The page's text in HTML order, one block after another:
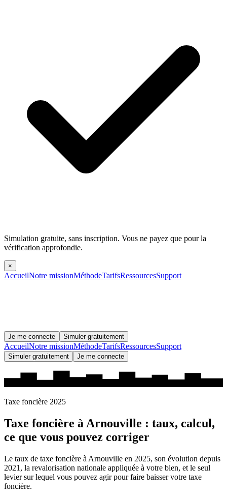
Simulation gratuite, sans inscription. Vous ne payez que pour la
vérification approfondie.
×
AccueilNotre missionMéthodeTarifsRessourcesSupport
Je me connecte Simuler gratuitement
AccueilNotre missionMéthodeTarifsRessourcesSupport
Simuler gratuitement Je me connecte
Taxe foncière 2025
Taxe foncière àArnouville : taux, calcul,
ce que vous pouvez corriger
Le taux de taxe foncière à Arnouville en 2025, son évolution depuis
2021, la revalorisation nationale appliquée à votre bien, et le seul
levier sur lequel vous pouvez agir pour faire baisser votre taxe
foncière.